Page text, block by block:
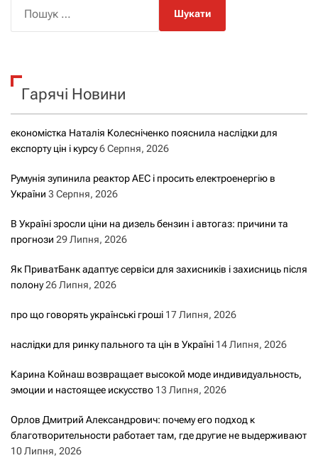
к
Гарячі Новини
економістка Наталія Колесніченко пояснила наслідки для
експорту цін і курсу6 Серпня, 2026
Румунія зупинила реактор АЕС і просить електроенергію в
України 3 Серпня, 2026
В Україні зросли ціни на дизель бензин і автогаз: причини та
прогнози 29 Липня, 2026
Як ПриватБанк адаптує сервіси для захисників і захисниць після
полону26 Липня, 2026
про що говорять українські гроші 17 Липня, 2026
наслідки для ринку пального та цін в Україні 14 Липня, 2026
Карина Койнаш возвращает высокой моде индивидуальность,
эмоции и настоящее искусство 13 Липня, 2026
Орлов Дмитрий Александрович: почему его подход к
благотворительности работает там, где другие не выдерживают
10 Липня, 2026